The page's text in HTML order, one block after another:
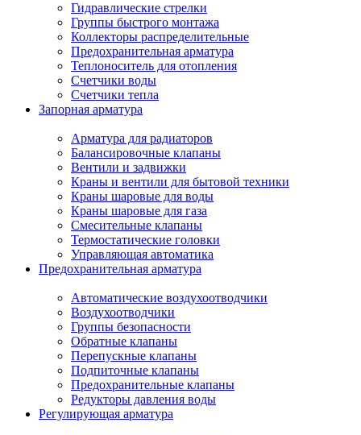
Гидравлические стрелки
Группы быстрого монтажа
Коллекторы распределительные
Предохранительная арматура
Теплоноситель для отопления
Счетчики воды
Счетчики тепла
Запорная арматура
Арматура для радиаторов
Балансировочные клапаны
Вентили и задвижки
Краны и вентили для бытовой техники
Краны шаровые для воды
Краны шаровые для газа
Смесительные клапаны
Термостатические головки
Управляющая автоматика
Предохранительная арматура
Автоматические воздухоотводчики
Воздухоотводчики
Группы безопасности
Обратные клапаны
Перепускные клапаны
Подпиточные клапаны
Предохранительные клапаны
Редукторы давления воды
Регулирующая арматура